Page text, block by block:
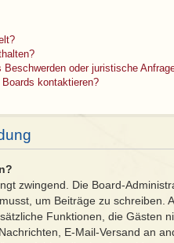
oder juristische
kontaktieren?
zwingend. Die Board-
um Beiträge zu schreiben.
Funktionen, die Gästen
E-Mail-Versand an